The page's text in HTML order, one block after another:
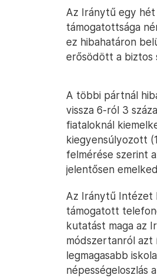
Az Iránytű egy
támogatottsága
ez hibahatáron
erősödött a biztos
A többi pártnál
vissza 6-ról 3
fiataloknál
kiegyensúlyozott
felmérése szerint
jelentősen
Az Iránytű Intézet
támogatott
kutatást maga az
módszertanról
legmagasabb
népességeloszlás